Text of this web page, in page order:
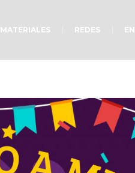
MATERIALES REDES